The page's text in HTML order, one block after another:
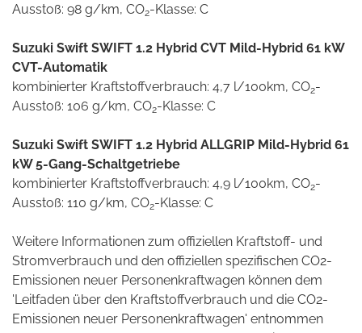
Ausstoß: 98 g/km, CO2-Klasse: C
Suzuki Swift SWIFT 1.2 Hybrid CVT Mild-Hybrid 61 kW
CVT-Automatik
kombinierter Kraftstoffverbrauch: 4,7 l/100km, CO2-
Ausstoß: 106 g/km, CO2-Klasse: C
Suzuki Swift SWIFT 1.2 Hybrid ALLGRIP Mild-Hybrid 61
kW 5-Gang-Schaltgetriebe
kombinierter Kraftstoffverbrauch: 4,9 l/100km, CO2-
Ausstoß: 110 g/km, CO2-Klasse: C
Weitere Informationen zum offiziellen Kraftstoff- und
Stromverbrauch und den offiziellen spezifischen CO2-
Emissionen neuer Personenkraftwagen können dem
'Leitfaden über den Kraftstoffverbrauch und die CO2-
Emissionen neuer Personenkraftwagen' entnommen